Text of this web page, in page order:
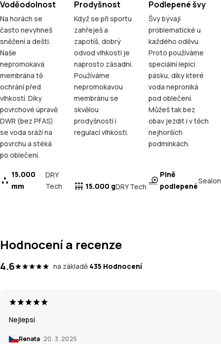
Voděodolnost
Na horách se
často nevyhneš
sněžení a dešti.
Naše
nepromokavá
membrána tě
ochrání před
vlhkostí. Díky
povrchové úpravě
DWR (bez PFAS)
se voda sráží na
povrchu a stéká
po oblečení.
15.000
mm
DRY
Tech
Prodyšnost
Když se při sportu
zahřeješ a
zapotíš, dobrý
odvod vlhkosti je
naprosto zásadní.
Používáme
nepromokavou
membránu se
skvělou
prodyšností i
regulací vlhkosti.
15.000 gDRY Tech
Podlepené švy
Švy bývají
problematické u
každého oděvu.
Proto používáme
speciální lepicí
pásku, díky které
voda neproniká
pod oblečení.
Můžeš tak bez
obav jezdit i v těch
nejhorších
podmínkách.
Plně
podlepené
Sealon
Hodnocení a recenze
4.6 na základě 435 Hodnocení
Nejlepsi
Renata 20. 3. 2025